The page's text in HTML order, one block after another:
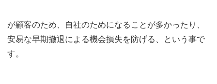
が顧客のため、自社のためになることが多かったり、
安易な早期撤退による機会損失を防げる、という事で
す。